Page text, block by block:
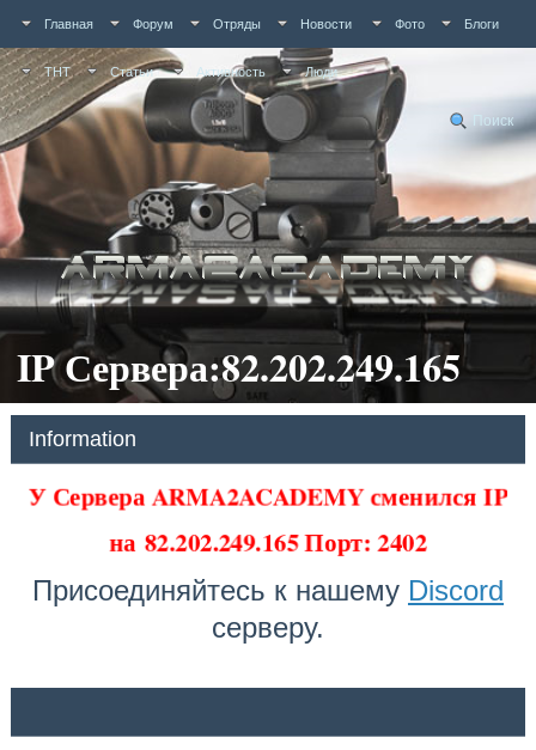
Главная Форум Отряды Новости Фото Блоги
ТНТ Статьи Активность Люди
Поиск
IP Сервера:82.202.249.165
Information
У Сервера ARMA2ACADEMY сменился IP
на 82.202.249.165 Порт: 2402
Присоединяйтесь к нашему Discord
серверу.